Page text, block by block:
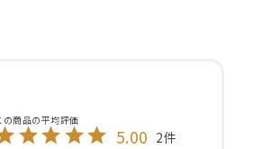
5.00 2